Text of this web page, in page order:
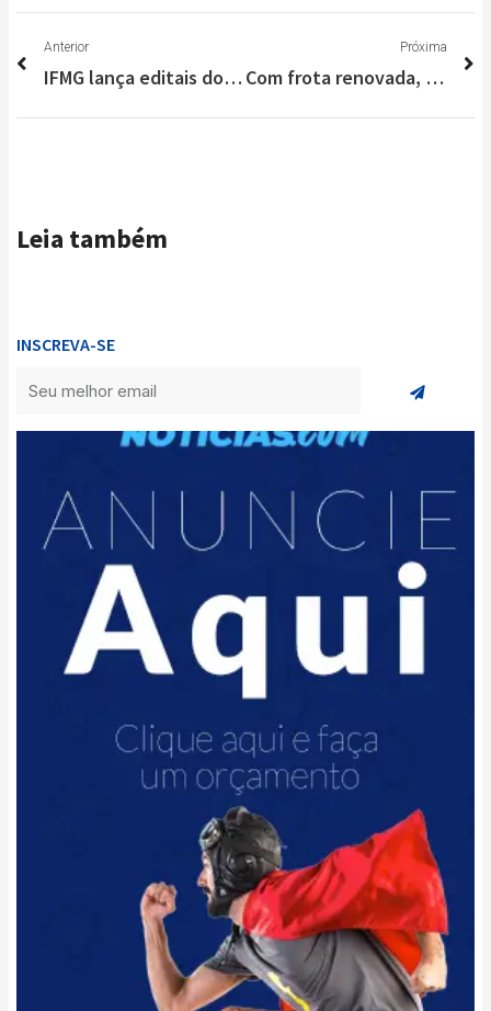
Anterior
IFMG lança editais do Processo Seletivo 2025 com mais de 4 mil vagas
Próxima
Com frota renovada, transporte coletivo de Lagoa Santa já está funcionando com novo itinerário e mais horários
Leia também
INSCREVA-SE